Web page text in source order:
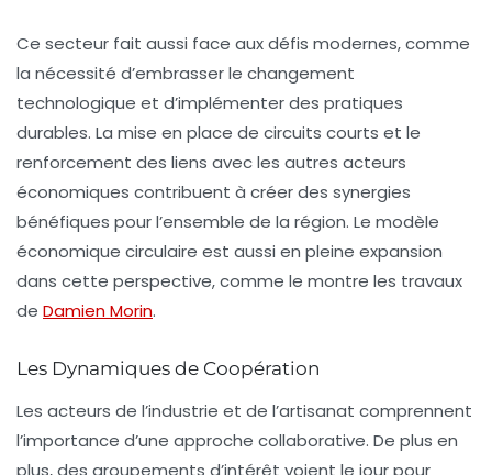
Ce secteur fait aussi face aux défis modernes, comme
la nécessité d’embrasser le changement
technologique et d’implémenter des pratiques
durables. La mise en place de circuits courts et le
renforcement des liens avec les autres acteurs
économiques contribuent à créer des synergies
bénéfiques pour l’ensemble de la région. Le modèle
économique circulaire est aussi en pleine expansion
dans cette perspective, comme le montre les travaux
de Damien Morin.
Les Dynamiques de Coopération
Les acteurs de l’industrie et de l’artisanat comprennent
l’importance d’une approche collaborative. De plus en
plus, des groupements d’intérêt voient le jour pour